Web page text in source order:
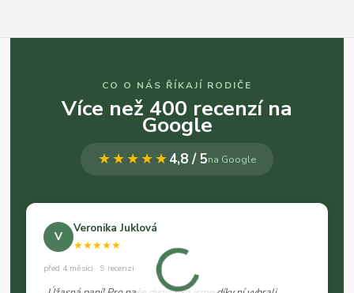
CO O NÁS ŘÍKAJÍ RODIČE
Více než 400 recenzí na
Google
★★★★★4,8 / 5na Google
V
Veronika Juklová
★★★★★
před 4 měsíci · 9 recenzí